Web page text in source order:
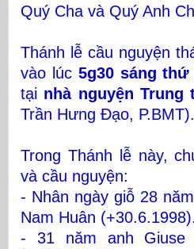
Quý Cha và Quý Anh
Thánh lễ cầu nguyện
vào lúc 5g30 sáng thứ
tại nhà nguyện Trung
Trần Hưng Đạo, P.BMT).
Trong Thánh lễ này,
và cầu nguyện:
- Nhân ngày giỗ 28
Nam Huân (+30.6.1998).
- 31 năm anh Giuse